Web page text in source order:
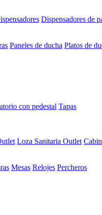
Dispensadores de
Paneles de ducha Platos de
con pedestal Tapas
Loza Sanitaria Outlet
Mesas Relojes Percheros